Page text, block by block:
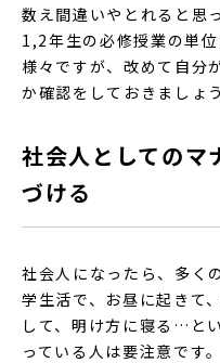
数え間違いやとれると思
1,2年生の必修授業の単
様々ですが、改めて自分
か確認をしておきましょう
社会人としてのマ
づける
社会人になったら、多く
学生活で、お昼に起きて
して、明け方に寝る…と
っている人は要注意です